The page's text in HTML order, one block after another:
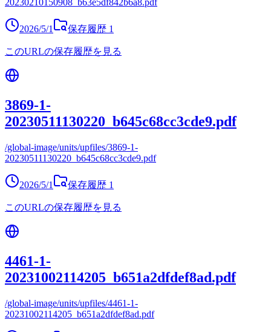
20230210150908_b63e5df842b6a8.pdf
2026/5/1 保存履歴 1
このURLの保存履歴を見る
3869-1-
20230511130220_b645c68cc3cde9.pdf
/global-image/units/upfiles/3869-1-
20230511130220_b645c68cc3cde9.pdf
2026/5/1 保存履歴 1
このURLの保存履歴を見る
4461-1-
20231002114205_b651a2dfdef8ad.pdf
/global-image/units/upfiles/4461-1-
20231002114205_b651a2dfdef8ad.pdf